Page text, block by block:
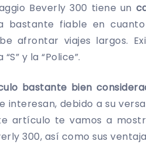
Beverly 300 tiene un
bastante fiable en
afrontar viajes largos.
y la “Police”.
bastante bien
interesan, debido a su
artículo te vamos a
300, así como sus